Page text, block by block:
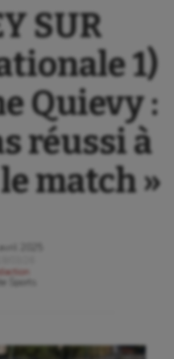
SUR
1)
Quievy :
réussi à
match »
avril 2025
Sports